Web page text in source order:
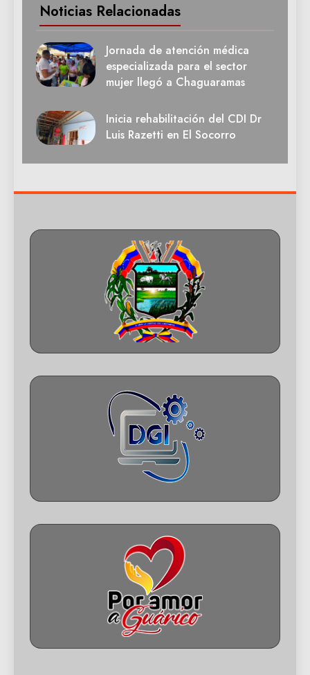
Noticias Relacionadas
Jornada de atención médica
especializada para el sector
mujer llegó a Chaguaramas
Inicia rehabilitación del CDI Dr
Luis Razetti en El Socorro